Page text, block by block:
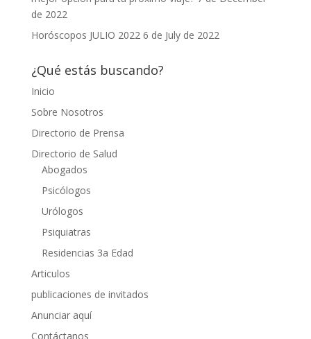
de 2022
Horóscopos JULIO 2022 6 de July de 2022
¿Qué estás buscando?
Inicio
Sobre Nosotros
Directorio de Prensa
Directorio de Salud
Abogados
Psicólogos
Urólogos
Psiquiatras
Residencias 3a Edad
Articulos
publicaciones de invitados
Anunciar aquí
Contáctanos